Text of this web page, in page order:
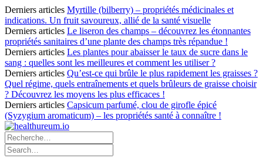
Derniers articles Myrtille (bilberry) – propriétés médicinales et
indications. Un fruit savoureux, allié de la santé visuelle
Derniers articles Le liseron des champs – découvrez les étonnantes
propriétés sanitaires d’une plante des champs très répandue !
Derniers articles Les plantes pour abaisser le taux de sucre dans le
sang : quelles sont les meilleures et comment les utiliser ?
Derniers articles Qu’est-ce qui brûle le plus rapidement les graisses ?
Quel régime, quels entraînements et quels brûleurs de graisse choisir
? Découvrez les moyens les plus efficaces !
Derniers articles Capsicum parfumé, clou de girofle épicé
(Syzygium aromaticum) – les propriétés santé à connaître !